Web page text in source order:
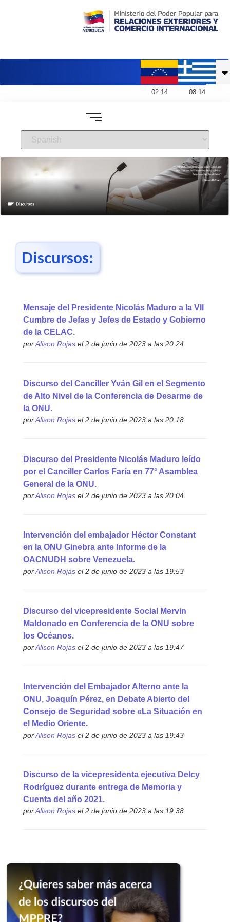
02:14 08:14
Discursos:
Mensaje del Presidente Nicolás Maduro a la VII
Cumbre de Jefas y Jefes de Estado y Gobierno
de la CELAC.
porAlison Rojasel 2 de junio de 2023 a las 20:24
Discurso del Canciller Yván Gil en el Segmento
de Alto Nivel de la Conferencia de Desarme de
la ONU.
porAlison Rojasel 2 de junio de 2023 a las 20:18
Discurso del Presidente Nicolás Maduro leído
por el Canciller Carlos Faría en 77° Asamblea
General de la ONU.
porAlison Rojasel 2 de junio de 2023 a las 20:04
Intervención del embajador Héctor Constant
en la ONU Ginebra ante Informe de la
OACNUDH sobre Venezuela.
porAlison Rojasel 2 de junio de 2023 a las 19:53
Discurso del vicepresidente Social Mervin
Maldonado en Conferencia de la ONU sobre
los Océanos.
porAlison Rojasel 2 de junio de 2023 a las 19:47
Intervención del Embajador Alterno ante la
ONU, Joaquín Pérez, en Debate Abierto del
Consejo de Seguridad sobre «La Situación en
el Medio Oriente.
porAlison Rojasel 2 de junio de 2023 a las 19:43
Discurso de la vicepresidenta ejecutiva Delcy
Rodríguez durante entrega de Memoria y
Cuenta del año 2021.
porAlison Rojasel 2 de junio de 2023 a las 19:38